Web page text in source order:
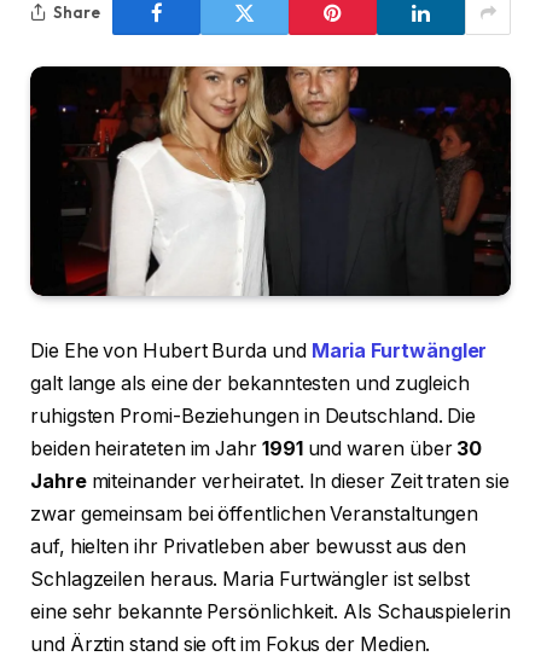
Share
Die Ehe von Hubert Burda und Maria Furtwängler
galt lange als eine der bekanntesten und zugleich
ruhigsten Promi-Beziehungen in Deutschland. Die
beiden heirateten im Jahr 1991 und waren über 30
Jahremiteinander verheiratet. In dieser Zeit traten sie
zwar gemeinsam bei öffentlichen Veranstaltungen
auf, hielten ihr Privatleben aber bewusst aus den
Schlagzeilen heraus. Maria Furtwängler ist selbst
eine sehr bekannte Persönlichkeit. Als Schauspielerin
und Ärztin stand sie oft im Fokus der Medien.